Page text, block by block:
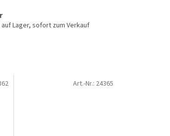
Lager, sofort zum Verkauf
Art.-Nr.: 24365